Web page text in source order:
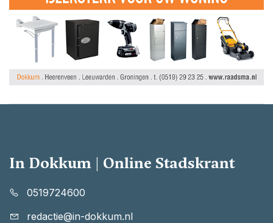
In Dokkum | Online Stadskrant
0519724600
redactie@in-dokkum.nl